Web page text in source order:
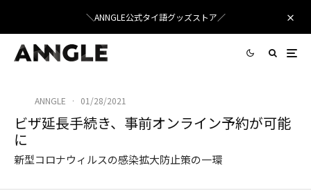
＼ANNGLE公式タイ語グッズストア／
ANNGLE · 01/28/2021
ビザ延長手続き、事前オンライン予約が可能
に
新型コロナウィルスの感染拡大防止策の一環